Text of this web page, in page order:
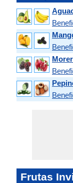
Frutas